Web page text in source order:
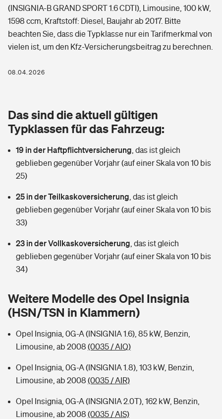
Arbeitsrechtsschutz
Berufshaftpflichtversicherung
Rentenrechner: Wie viel Geld bekomme ich im Alter?
Wer versichert was: Jetzt Versicherer finden
Sie haben Fragen?
Elementarversicherung
Photovoltaik
Wärmepumpen versichern
Vermieterrrechtsschutz
Mietkautionsversicherung
Restkreditversicherung
Zur Übersicht
Hochwasser-Check: Wie gefährdet ist Ihr Haus?
Wer versichert was: Jetzt Versicherer finden
Sie haben Fragen?
Pri­vate Haft­pflicht­
Rechts­schutz­ver­si­che­rung
Kinderunfall­ver­si­che­rung
Reiseversicherung
Handyversicherung
Private Cyberversicherung
Musikinstrumentenversicherung
Zur Übersicht
Typklassen: So ist Ihr Auto eingestuft
Gesundheit
Private Krankenversicherung
Tierkrankenversicherung
Zur Übersicht
Wer versichert was: Jetzt Versicherer finden
Sie haben Fragen?
Rentenrechner: Wie viel Geld bekomme ich im Alter?
(INSIGNIA-B GRAND SPORT 1.6 CDTI), Limousine, 100 kW,
1598 ccm, Kraftstoff: Diesel, Baujahr ab 2017. Bitte
beachten Sie, dass die Typklasse nur ein Tarifmerkmal von
vielen ist, um den Kfz-Versicherungsbeitrag zu berechnen.
08.04.2026
Das sind die aktuell gültigen
Typklassen für das Fahrzeug:
19 in der Haftpflichtversicherung das ist gleich
geblieben gegenüber Vorjahr (auf einer Skala von 10 bis
25)
25 in der Teilkaskoversicherung das ist gleich
geblieben gegenüber Vorjahr (auf einer Skala von 10 bis
33)
23 in der Vollkaskoversicherung das ist gleich
geblieben gegenüber Vorjahr (auf einer Skala von 10 bis
34)
Weitere Modelle des Opel Insignia
(HSN/TSN in Klammern)
Opel Insignia, 0G-A (INSIGNIA 1.6), 85 kW, Benzin,
Limousine, ab 2008 (0035 / AIQ)
Opel Insignia, 0G-A (INSIGNIA 1.8), 103 kW, Benzin,
Limousine, ab 2008 (0035 / AIR)
Opel Insignia, 0G-A (INSIGNIA 2.0T), 162 kW, Benzin,
Limousine, ab 2008 (0035 / AIS)